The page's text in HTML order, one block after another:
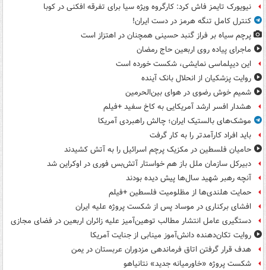
نیویورک تایمز فاش کرد: کارگروه ویژه سیا برای تفرقه افکنی در کوبا
کنترل کامل تنگه هرمز در دست ایران!
پرچم سیاه بر فراز گنبد حسینی همچنان در اهتزاز است
ماجرای پیاده روی اربعین حاج رمضان
این دیپلماسی نمایشی، شکست خورده است
روایت پزشکیان از انحلال بانک آینده
شمیم خوش رضوی در هوای بین‌الحرمین
هشدار افسر ارشد آمریکایی به کاخ سفید +فیلم
موشک‌های بالستیک ایران؛ چالش راهبردی آمریکا
باید افراد کارآمدتر را به کار گرفت
حامیان فلسطین در مکزیک پرچم اسرائیل را به آتش کشیدند
دبیرکل سازمان ملل باز هم خواستار آتش‌بس فوری در اوکراین شد
آنچه رهبر شهید سال‌ها پیش دیده بودند
حمایت هلندی‌ها از مظلومیت فلسطین +فیلم
افشای برکناری در موساد پس از شکست پروژه علیه ایران
دستگیری عامل انتشار مطالب توهین‌آمیز علیه زائران اربعین در فضای مجازی
روایت تکان‌دهنده دانش‌آموز مینابی از جنایت آمریکا
هدف قرار گرفتن اتاق‌ فرماندهی مزدوران عربستان در یمن
شکست پروژه «خاورمیانه جدید» نتانیاهو